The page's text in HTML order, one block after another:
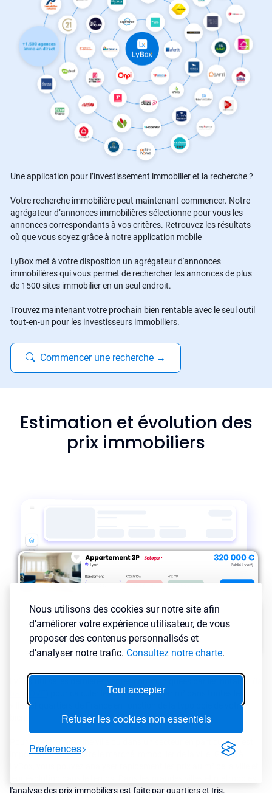
Nous utilisons des cookies sur notre site afin
d’améliorer votre expérience utilisateur, de vous
proposer des contenus personnalisés et
d’analyser notre trafic. Consultez notre charte.
Tout accepter
Refuser les cookies non essentiels
Preferences
Une application pour l’investissement immobilier et la recherche ?
Votre recherche immobilière peut maintenant commencer. Notre
agrégateur d’annonces immobilières sélectionne pour vous les
annonces correspondants à vos critères. Retrouvez les résultats
où que vous soyez grâce à notre application mobile
LyBox met à votre disposition un agrégateur d'annonces
immobilières qui vous permet de rechercher les annonces de plus
de 1500 sites immobilier en un seul endroit.
Trouvez maintenant votre prochain bien rentable avec le seul outil
tout-en-un pour les investisseurs immobiliers.
Commencer une recherche →
Estimation et évolution des
prix immobiliers
LyBox utilise les dernières ventes communiquées par les notaires (
) pour calculer les prix moyens par m² dans toutes les
villes et quartiers de France en fonction de la typologie de votre
Pour investir dans une ville ou dans un secteur en particulier, il est
important de connaître le marché immobilier de la ville. Grâce à
l'analyse des prix immobiliers est faite par quartiers et Iris.